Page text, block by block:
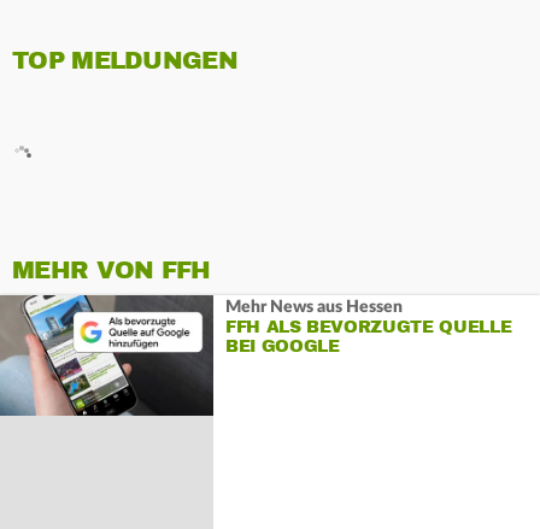
TOP MELDUNGEN
MEHR VON FFH
Mehr News aus Hessen
FFH ALS BEVORZUGTE QUELLE
BEI GOOGLE